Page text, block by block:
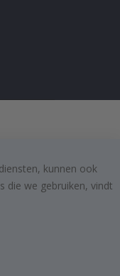
kunnen ook
die we gebruiken, vindt